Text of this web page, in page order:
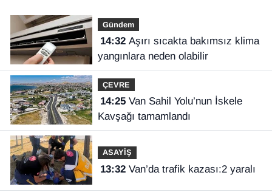
Gündem
14:32Aşırı sıcakta bakımsız klima
yangınlara neden olabilir
ÇEVRE
14:25Van Sahil Yolu’nun İskele
Kavşağı tamamlandı
ASAYİŞ
13:32 Van’da trafik kazası:2 yaralı